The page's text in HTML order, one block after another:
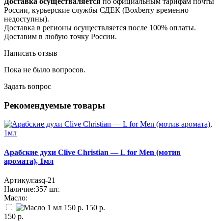
России, курьерские службы СДЕК (Boxberry временно
недоступны).
Доставка в регионы осуществляется после 100% оплаты.
Доставим в любую точку России.
Написать отзыв
Пока не было вопросов.
Задать вопрос
Рекомендуемые товары
Арабские духи Clive Christian — L for Men (мотив
аромата), 1мл
Артикул:asq-21
Наличие:357 шт.
Масло:
150 р.
150 р.